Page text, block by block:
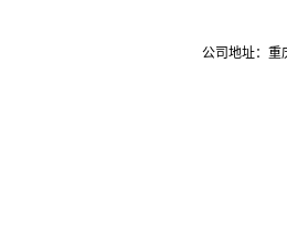
公司地址：重